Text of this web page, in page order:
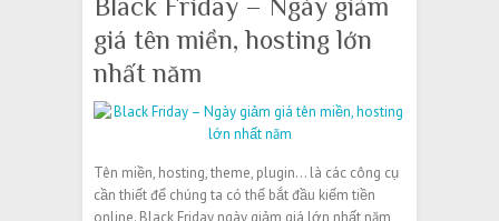
Black Friday – Ngày giảm
giá tên miền, hosting lớn
nhất năm
Tên miền, hosting, theme, plugin… là các công cụ
cần thiết để chúng ta có thể bắt đầu kiếm tiền
online. Black Friday ngày giảm giá lớn nhất năm